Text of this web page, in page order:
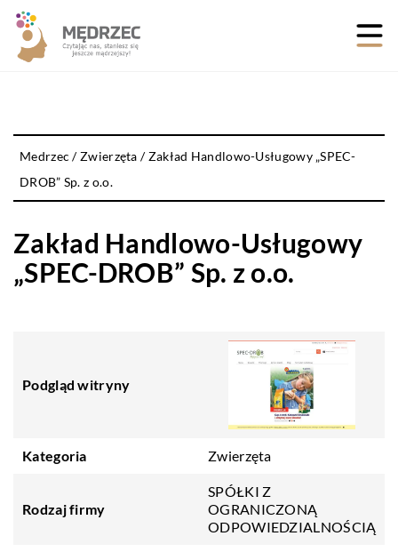
Medrzec /Zwierzęta /Zakład Handlowo-Usługowy „SPEC-
DROB” Sp. z o.o.
Zakład Handlowo-Usługowy
„SPEC-DROB” Sp. z o.o.
Podgląd witryny
Kategoria Zwierzęta
Rodzaj firmy
SPÓŁKI Z
OGRANICZONĄ
ODPOWIEDZIALNOŚCIĄ